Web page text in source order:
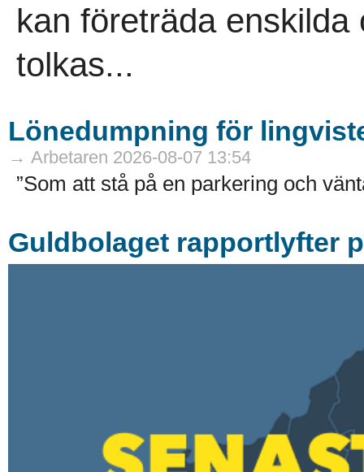
kan företräda
tolkas...
Lönedumpning för
→ Arbetaren 2026-08-07 13:54
”Som att stå på en parkering och
Guldbolaget rapportlyfter